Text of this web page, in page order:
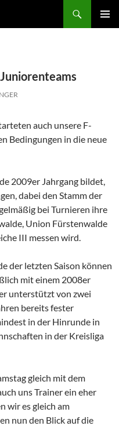
auch unsere F-
Bedingungen in die neue
2009er Jahrgang bildet,
dabei den Stamm der
bei Turnieren ihre
Union Fürstenwalde
III messen wird.
der letzten Saison können
mit einem 2008er
unterstützt von zwei
bereits fester
in der Hinrunde in
in der Kreisliga
gleich mit dem
uns Trainer ein eher
wir es gleich am
nun den Blick auf die